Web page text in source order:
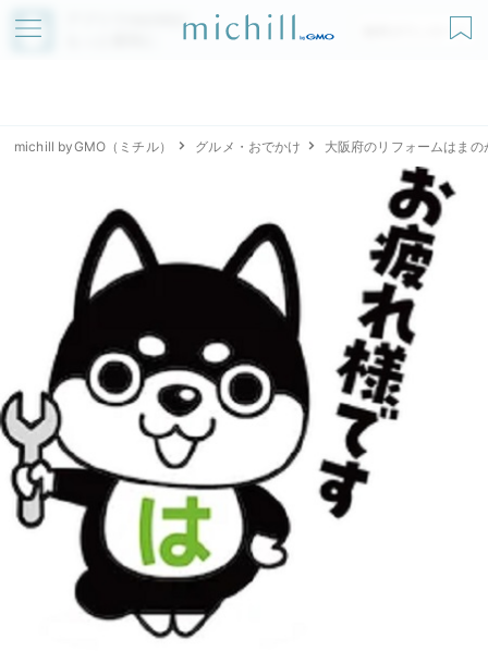
アプリでmichillが
無料ダウンロード
michill byGMO（ミチル） グルメ・おでかけ 大阪府のリフォームはま